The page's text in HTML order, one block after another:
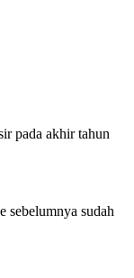
pada akhir tahun
sebelumnya sudah